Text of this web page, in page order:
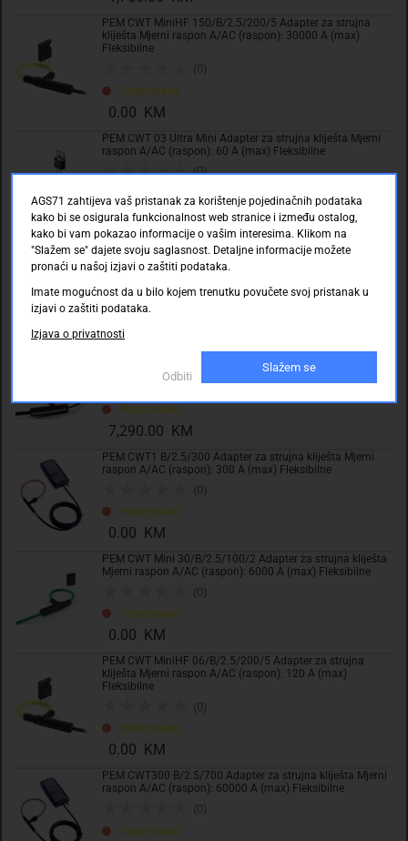
PEM CWT MiniHF 150/B/2.5/200/5 Adapter za strujna
kliješta Mjerni raspon A/AC (raspon): 30000 A (max)
Fleksibilne
(0)
Rasprodano
0.00 KM
PEM CWT 03 Ultra Mini Adapter za strujna kliješta Mjerni
raspon A/AC (raspon): 60 A (max) Fleksibilne
(0)
0.00 KM
PEM CWT MiniHF 60/B/2.5/200/5 Adapter za strujna
kliješta Mjerni raspon A/AC (raspon): 12000 A (max)
Fleksibilne
(0)
Rasprodano
0.00 KM
PEM CWT 1 Ultra Mini Adapter za strujna kliješta Mjerni
raspon A/AC (raspon): 300 A (max) Fleksibilne
(0)
Rasprodano
7,290.00 KM
PEM CWT1 B/2.5/300 Adapter za strujna kliješta Mjerni
raspon A/AC (raspon): 300 A (max) Fleksibilne
(0)
Rasprodano
0.00 KM
PEM CWT Mini 30/B/2.5/100/2 Adapter za strujna kliješta
Mjerni raspon A/AC (raspon): 6000 A (max) Fleksibilne
(0)
Rasprodano
0.00 KM
PEM CWT MiniHF 06/B/2.5/200/5 Adapter za strujna
kliješta Mjerni raspon A/AC (raspon): 120 A (max)
Fleksibilne
(0)
Rasprodano
0.00 KM
PEM CWT300 B/2.5/700 Adapter za strujna kliješta Mjerni
raspon A/AC (raspon): 60000 A (max) Fleksibilne
(0)
Rasprodano
Tehničke specifikacije
Ocjene kupaca
AGS71 zahtijeva vaš pristanak za korištenje pojedinačnih podataka
kako bi se osigurala funkcionalnost web stranice i između ostalog,
kako bi vam pokazao informacije o vašim interesima. Klikom na
"Slažem se" dajete svoju saglasnost. Detaljne informacije možete
pronaći u našoj izjavi o zaštiti podataka.
Imate mogućnost da u bilo kojem trenutku povučete svoj pristanak u
izjavi o zaštiti podataka.
Izjava o privatnosti
Odbiti
Slažem se